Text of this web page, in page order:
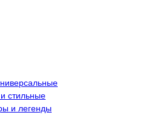
стильные
и легенды